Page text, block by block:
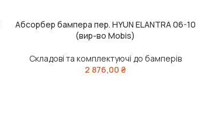
ЧИТАТИ ДАЛІ
Абсорбер бампера пер. HYUN ELANTRA 06-10
(вир-во Mobis)
Складові та комплектуючі до бамперів
2 876,00 ₴